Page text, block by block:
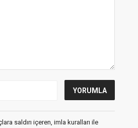
saldırı içeren, imla kuralları ile